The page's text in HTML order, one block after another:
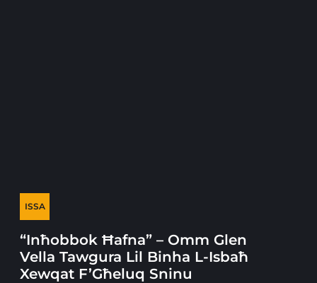
ISSA
“Inħobbok Ħafna” – Omm Glen
Vella Tawgura Lil Binha L-Isbaħ
Xewqat F’Għeluq Sninu